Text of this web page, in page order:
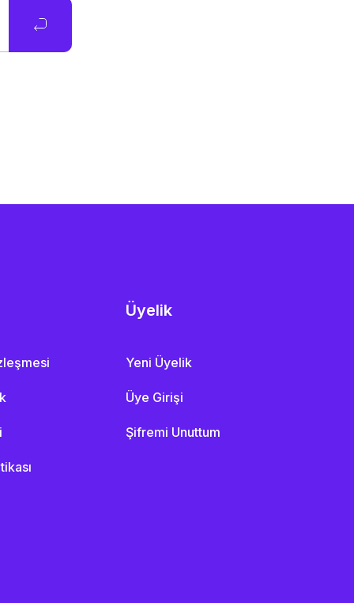
Üyelik
Yeni Üyelik
Üye Girişi
Şifremi Unuttum